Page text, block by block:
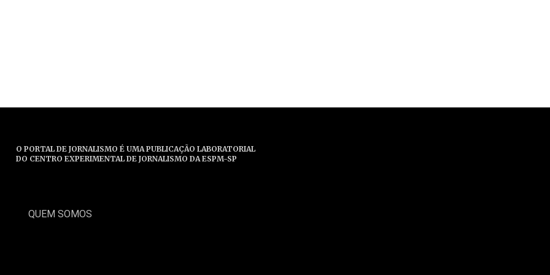
O PORTAL DE JORNALISMO É UMA PUBLICAÇÃO LABORATORIAL
DO CENTRO EXPERIMENTAL DE JORNALISMO DA ESPM-SP
QUEM SOMOS